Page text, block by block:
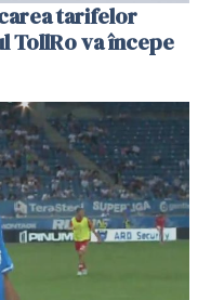
tarifelor
TollRo va începe